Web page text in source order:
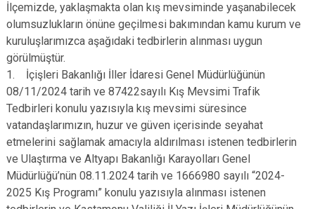
İlçemizde, yaklaşmakta olan kış mevsiminde yaşanabilecek
olumsuzlukların önüne geçilmesi bakımından kamu kurum ve
kuruluşlarımızca aşağıdaki tedbirlerin alınması uygun
görülmüştür.
1. İçişleri Bakanlığı İller İdaresi Genel Müdürlüğünün
08/11/2024 tarih ve 87422sayılı Kış Mevsimi Trafik
Tedbirleri konulu yazısıyla kış mevsimi süresince
vatandaşlarımızın, huzur ve güven içerisinde seyahat
etmelerini sağlamak amacıyla aldırılması istenen tedbirlerin
ve Ulaştırma ve Altyapı Bakanlığı Karayolları Genel
Müdürlüğü’nün 08.11.2024 tarih ve 1666980 sayılı “2024-
2025 Kış Programı” konulu yazısıyla alınması istenen